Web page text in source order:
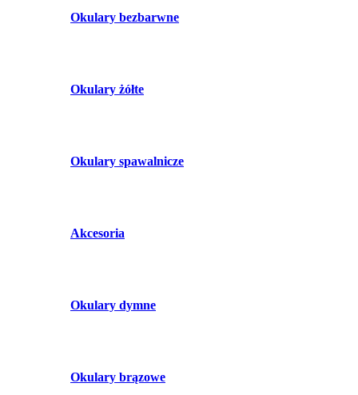
Okulary bezbarwne
Okulary żółte
Okulary spawalnicze
Akcesoria
Okulary dymne
Okulary brązowe